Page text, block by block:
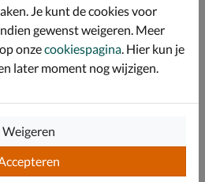
Je kunt de cookies voor
gewenst weigeren. Meer
onzecookiespagina . Hier kun je
later moment nog wijzigen.
Weigeren